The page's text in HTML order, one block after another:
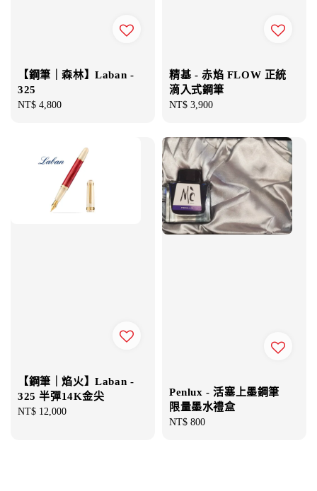
【鋼筆｜森林】Laban -
325
Regular
NT$ 4,800
精基 - 赤焰 FLOW 正統
滴入式鋼筆
Regular
NT$ 3,900
【鋼筆｜焰火】Laban -
325 半彈14K金尖
Regular
NT$ 12,000
Penlux - 活塞上墨鋼筆
限量墨水禮盒
Regular
NT$ 800